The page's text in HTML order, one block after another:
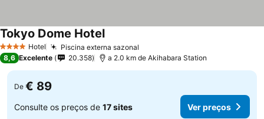
4 EstrelasHotel Piscina externa sazonal
Tokyo Dome Hotel
8,6 Excelente 20.358 a 2.0 km de Akihabara Station
De € 89
Consulte os preços de 17 sites Ver preços